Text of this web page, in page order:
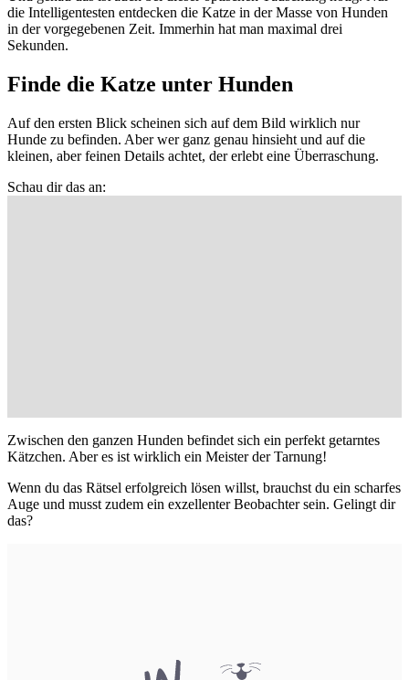
die Intelligentesten entdecken die Katze in der Masse von Hunden
in der vorgegebenen Zeit. Immerhin hat man maximal drei
Sekunden.
Finde die Katze unter Hunden
Auf den ersten Blick scheinen sich auf dem Bild wirklich nur
Hunde zu befinden. Aber wer ganz genau hinsieht und auf die
kleinen, aber feinen Details achtet, der erlebt eine Überraschung.
Schau dir das an:
Zwischen den ganzen Hunden befindet sich ein perfekt getarntes
Kätzchen. Aber es ist wirklich ein Meister der Tarnung!
Wenn du das Rätsel erfolgreich lösen willst, brauchst du ein scharfes
Auge und musst zudem ein exzellenter Beobachter sein. Gelingt dir
das?